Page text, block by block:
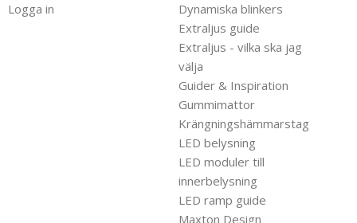
Logga in
Dynamiska blinkers
Extraljus guide
Extraljus - vilka ska jag
välja
Guider & Inspiration
Gummimattor
Krängningshämmarstag
LED belysning
LED moduler till
innerbelysning
LED ramp guide
Maxton Design